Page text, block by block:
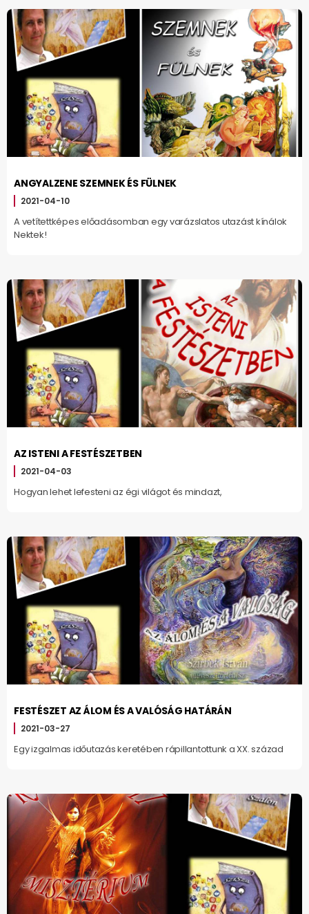
ANGYALZENE SZEMNEK ÉS FÜLNEK
2021-04-10
A vetítettképes előadásomban egy varázslatos utazást kínálok
Nektek!
AZ ISTENI A FESTÉSZETBEN
2021-04-03
Hogyan lehet lefesteni az égi világot és mindazt,
FESTÉSZET AZ ÁLOM ÉS A VALÓSÁG HATÁRÁN
2021-03-27
Egy izgalmas időutazás keretében rápillantottunk a XX. század